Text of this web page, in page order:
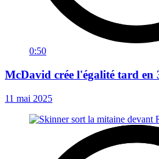
0:50
McDavid crée l'égalité tard en
11 mai 2025